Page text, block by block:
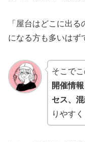
「屋台はどこに出
になる方も多いはず
そこでこ
開催情報
セス、
りやす